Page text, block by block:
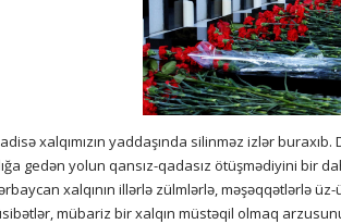
xalqımızın yaddaşında silinməz izlər
gedən yolun qansız-qadasız ötüşmədiyini bir
xalqının illərlə zülmlərlə, məşəqqətlərlə
mübariz bir xalqın müstəqil olmaq